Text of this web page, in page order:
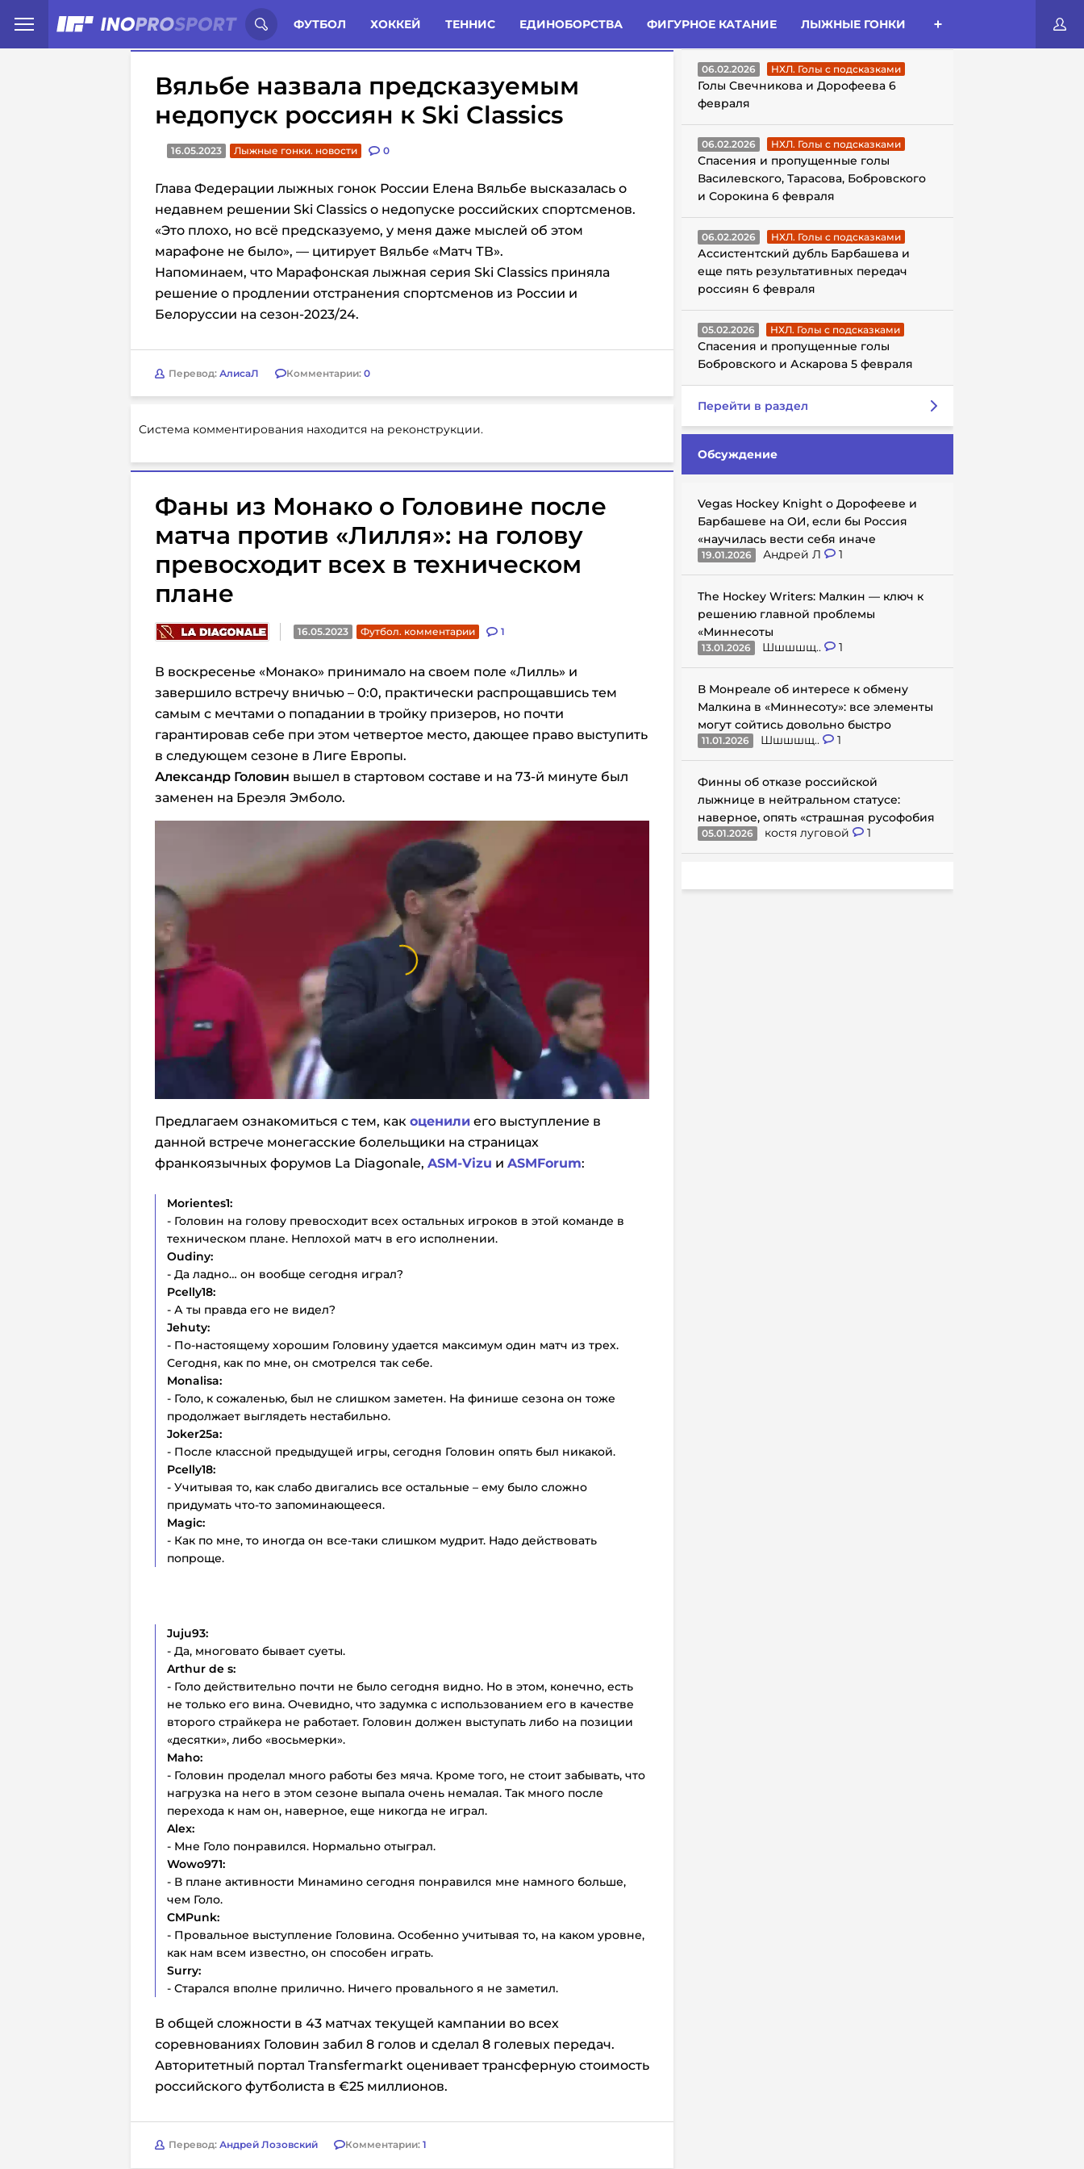
ФУТБОЛ ХОККЕЙ ТЕННИС ЕДИНОБОРСТВА ФИГУРНОЕ КАТАНИЕ ЛЫЖНЫЕ ГОНКИ
Иностранцы о спорте России: Статьи Комменты Новости
Вяльбе назвала предсказуемым
недопуск россиян к Ski Classics
16.05.2023 Лыжные гонки. новости 0
Глава Федерации лыжных гонок России Елена Вяльбе высказалась о
недавнем решении Ski Classics о недопуске российских спортсменов.
«Это плохо, но всё предсказуемо, у меня даже мыслей об этом
марафоне не было», — цитирует Вяльбе «Матч ТВ».
Напоминаем, что Марафонская лыжная серия Ski Classics приняла
решение о продлении отстранения спортсменов из России и
Белоруссии на сезон-2023/24.
Перевод: АлисаЛ Комментарии: 0
Система комментирования находится на реконструкции.
Фаны из Монако о Головине после
матча против «Лилля»: на голову
превосходит всех в техническом
плане
16.05.2023 Футбол. комментарии 1
В воскресенье «Монако» принимало на своем поле «Лилль» и
завершило встречу вничью – 0:0, практически распрощавшись тем
самым с мечтами о попадании в тройку призеров, но почти
гарантировав себе при этом четвертое место, дающее право выступить
в следующем сезоне в Лиге Европы.
Александр Головин вышел в стартовом составе и на 73-й минуте был
заменен на Бреэля Эмболо.
Предлагаем ознакомиться с тем, как оценили его выступление в
данной встрече монегасские болельщики на страницах
франкоязычных форумов La Diagonale, ASM-Vizu и ASMForum:
Morientes1:
- Головин на голову превосходит всех остальных игроков в этой команде в
техническом плане. Неплохой матч в его исполнении.
Oudiny:
- Да ладно… он вообще сегодня играл?
Pcelly18:
- А ты правда его не видел?
Jehuty:
- По-настоящему хорошим Головину удается максимум один матч из трех.
Сегодня, как по мне, он смотрелся так себе.
Monalisa:
- Голо, к сожаленью, был не слишком заметен. На финише сезона он тоже
продолжает выглядеть нестабильно.
Joker25a:
- После классной предыдущей игры, сегодня Головин опять был никакой.
Pcelly18:
- Учитывая то, как слабо двигались все остальные – ему было сложно
придумать что-то запоминающееся.
Magic:
- Как по мне, то иногда он все-таки слишком мудрит. Надо действовать
попроще.
Juju93:
- Да, многовато бывает суеты.
Arthur de s:
- Голо действительно почти не было сегодня видно. Но в этом, конечно, есть
не только его вина. Очевидно, что задумка с использованием его в качестве
второго страйкера не работает. Головин должен выступать либо на позиции
«десятки», либо «восьмерки».
Maho:
- Головин проделал много работы без мяча. Кроме того, не стоит забывать, что
нагрузка на него в этом сезоне выпала очень немалая. Так много после
перехода к нам он, наверное, еще никогда не играл.
Alex:
- Мне Голо понравился. Нормально отыграл.
Wowo971:
- В плане активности Минамино сегодня понравился мне намного больше,
чем Голо.
CMPunk:
- Провальное выступление Головина. Особенно учитывая то, на каком уровне,
как нам всем известно, он способен играть.
Surry:
- Старался вполне прилично. Ничего провального я не заметил.
В общей сложности в 43 матчах текущей кампании во всех
соревнованиях Головин забил 8 голов и сделал 8 голевых передач.
Авторитетный портал Transfermarkt оценивает трансферную стоимость
российского футболиста в €25 миллионов.
Перевод: Андрей Лозовский Комментарии: 1
ГОЛЫ С ПОДСКАЗКАМИ
06.02.2026 НХЛ. Голы с подсказками
Голы Свечникова и Дорофеева 6
февраля
06.02.2026 НХЛ. Голы с подсказками
Спасения и пропущенные голы
Василевского, Тарасова, Бобровского
и Сорокина 6 февраля
06.02.2026 НХЛ. Голы с подсказками
Ассистентский дубль Барбашева и
еще пять результативных передач
россиян 6 февраля
05.02.2026 НХЛ. Голы с подсказками
Спасения и пропущенные голы
Бобровского и Аскарова 5 февраля
Перейти в раздел
Обсуждение
Vegas Hockey Knight о Дорофееве и
Барбашеве на ОИ, если бы Россия
«научилась вести себя иначе
19.01.2026 Андрей Л 1
The Hockey Writers: Малкин — ключ к
решению главной проблемы
«Миннесоты
13.01.2026 Шшшшщ.. 1
В Монреале об интересе к обмену
Малкина в «Миннесоту»: все элементы
могут сойтись довольно быстро
11.01.2026 Шшшшщ.. 1
Финны об отказе российской
лыжнице в нейтральном статусе:
наверное, опять «страшная русофобия
05.01.2026 костя луговой 1